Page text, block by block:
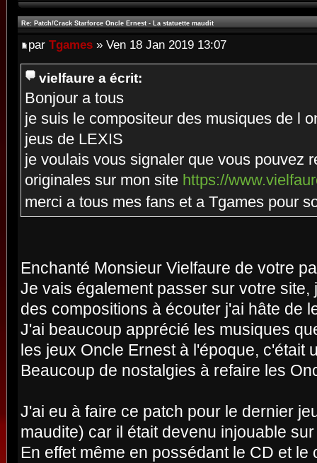
Re: Patch/Crack Starforce Oncle Ernest - La statuette maudit
par Tgames » Ven 18 Jan 2019 13:07
vielfaure a écrit:
Bonjour a tous
je suis le compositeur des musiques de l
jeus de LEXIS
je voulais vous signaler que vous pouvez
originales sur mon site https://
merci a tous mes fans et a Tgames pour
Enchanté Monsieur Vielfaure de votre
Je vais également passer sur votre
des compositions à écouter j'ai hâte de
J'ai beaucoup apprécié les musiques
les jeux Oncle Ernest à l'époque, c'était
Beaucoup de nostalgies à refaire les
J'ai eu à faire ce patch pour le dernier
maudite) car il était devenu injouable
En effet même en possédant le CD et le